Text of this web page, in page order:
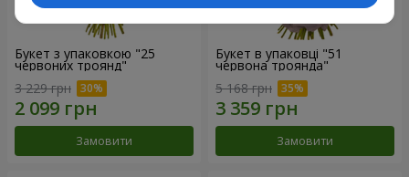
Букет з упаковкою "25
червоних троянд"
3 229 грн
Замовити
Букет в упаковці "51
червона троянда"
5 168 грн
Замовити